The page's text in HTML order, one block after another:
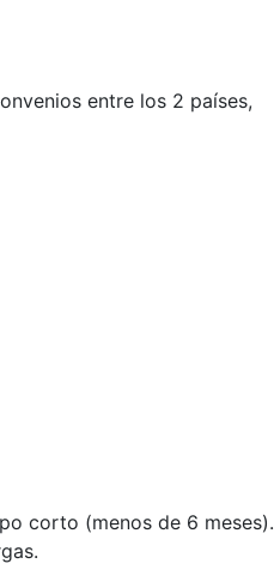
entre los 2 países,
corto (menos de 6 meses).